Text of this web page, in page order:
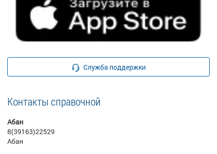
Служба поддержки
Контакты справочной
Абан
8(39163)22529
Абан